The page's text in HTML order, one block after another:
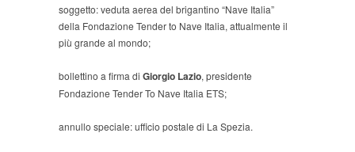
soggetto: veduta aerea del brigantino “Nave Italia”
della Fondazione Tender to Nave Italia, attualmente il
più grande al mondo;
bollettino a firma di Giorgio Lazio, presidente
Fondazione Tender To Nave Italia ETS;
annullo speciale: ufficio postale di La Spezia.